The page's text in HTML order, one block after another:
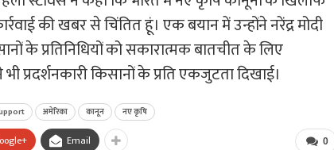
की खबर से चिंतित हूं। एक बयान में उन्होंने नरेंद्र मोदी
के प्रतिनिधियों को सकारात्मक बातचीत के लिए
प्रदर्शनकारी किसानों के प्रति एकजुटता दिखाई।
अमेरिका कानून नए कृषि
0
Email